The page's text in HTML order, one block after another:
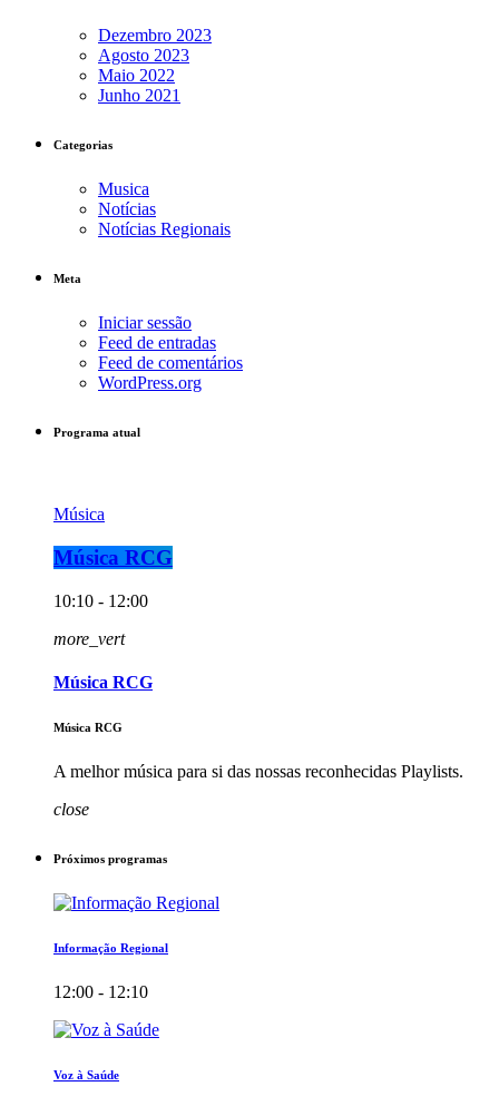
Dezembro 2023
Agosto 2023
Maio 2022
Junho 2021
Categorias
Musica
Notícias
Notícias Regionais
Meta
Iniciar sessão
Feed de entradas
Feed de comentários
WordPress.org
Programa atual
Música
Música RCG
10:10 - 12:00
more_vert
Música RCG
Música RCG
A melhor música para si das nossas reconhecidas Playlists.
close
Próximos programas
Informação Regional
12:00 - 12:10
Voz à Saúde